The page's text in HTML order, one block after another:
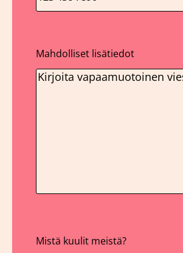
Mahdolliset lisätiedot
Mistä kuulit meistä?